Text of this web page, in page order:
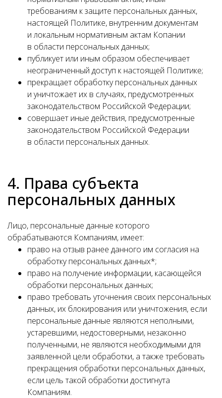
требованиям к защите персональных данных,
настоящей Политике, внутренним документам
и локальным нормативным актам Копании
в области персональных данных;
публикует или иным образом обеспечивает
неограниченный доступ к настоящей Политике;
прекращает обработку персональных данных
и уничтожает их в случаях, предусмотренных
законодательством Российской Федерации;
совершает иные действия, предусмотренные
законодательством Российской Федерации
в области персональных данных.
4. Права субъекта
персональных данных
Лицо, персональные данные которого
обрабатываются Компаниям, имеет:
право на отзыв ранее данного им согласия на
обработку персональных данных*;
право на получение информации, касающейся
обработки персональных данных;
право требовать уточнения своих персональных
данных, их блокирования или уничтожения, если
персональные данные являются неполными,
устаревшими, недостоверными, незаконно
полученными, не являются необходимыми для
заявленной цели обработки, а также требовать
прекращения обработки персональных данных,
если цель такой обработки достигнута
Компаниям.